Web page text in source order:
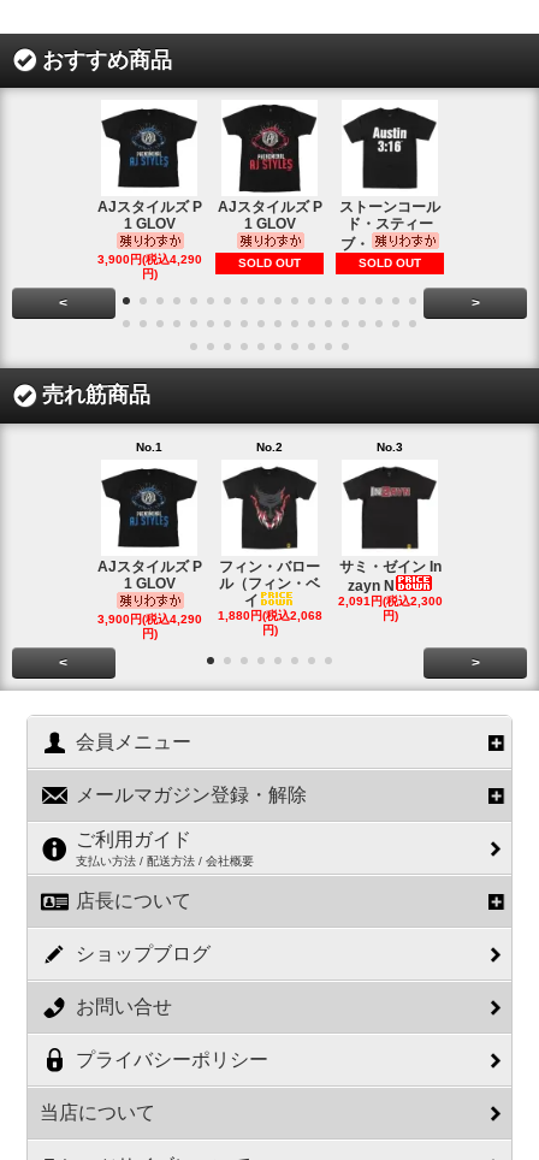
おすすめ商品
AJスタイルズ P
1 GLOV
3,900円(税込4,290
円)
AJスタイルズ P
1 GLOV
SOLD OUT
ストーンコール
ド・スティー
ブ・
SOLD OUT
< >
売れ筋商品
No.1
AJスタイルズ P
1 GLOV
3,900円(税込4,290
円)
No.2
フィン・バロー
ル（フィン・ベ
イ
1,880円(税込2,068
円)
No.3
サミ・ゼイン In
zayn N
2,091円(税込2,300
円)
< >
会員メニュー
メールマガジン登録・解除
ご利用ガイド
支払い方法 / 配送方法 / 会社概要
店長について
ショップブログ
お問い合せ
プライバシーポリシー
当店について